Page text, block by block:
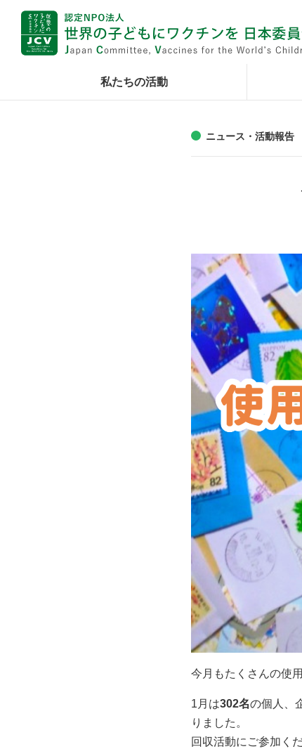
私たちの活動
ニュース・活動報告
今月もたくさんの使
1月は302名の個人、
りました。
回収活動にご参加く